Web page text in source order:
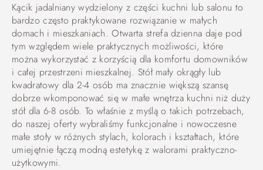
Kącik jadalniany wydzielony z części kuchni lub salonu to
bardzo często praktykowane rozwiązanie w małych
domach i mieszkaniach. Otwarta strefa dzienna daje pod
tym względem wiele praktycznych możliwości, które
można wykorzystać z korzyścią dla komfortu domowników
i całej przestrzeni mieszkalnej. Stół mały okrągły lub
kwadratowy dla 2-4 osób ma znacznie większą szansę
dobrze wkomponować się w małe wnętrza kuchni niż duży
stół dla 6-8 osób. To właśnie z myślą o takich potrzebach,
do naszej oferty wybraliśmy funkcjonalne i nowoczesne
małe stoły w różnych stylach, kolorach i kształtach, które
umiejętnie łączą modną estetykę z walorami praktyczno-
użytkowymi.